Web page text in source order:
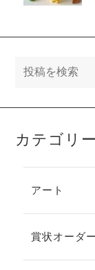
カテゴリー
アート
賞状オーダ